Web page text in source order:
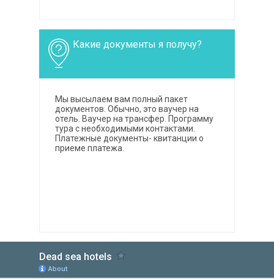
Какие документы я получу?
Мы высылаем вам полный пакет
документов. Обычно, это ваучер на
отель. Ваучер на трансфер. Программу
тура с необходимыми контактами.
Платежные документы- квитанции о
приеме платежа.